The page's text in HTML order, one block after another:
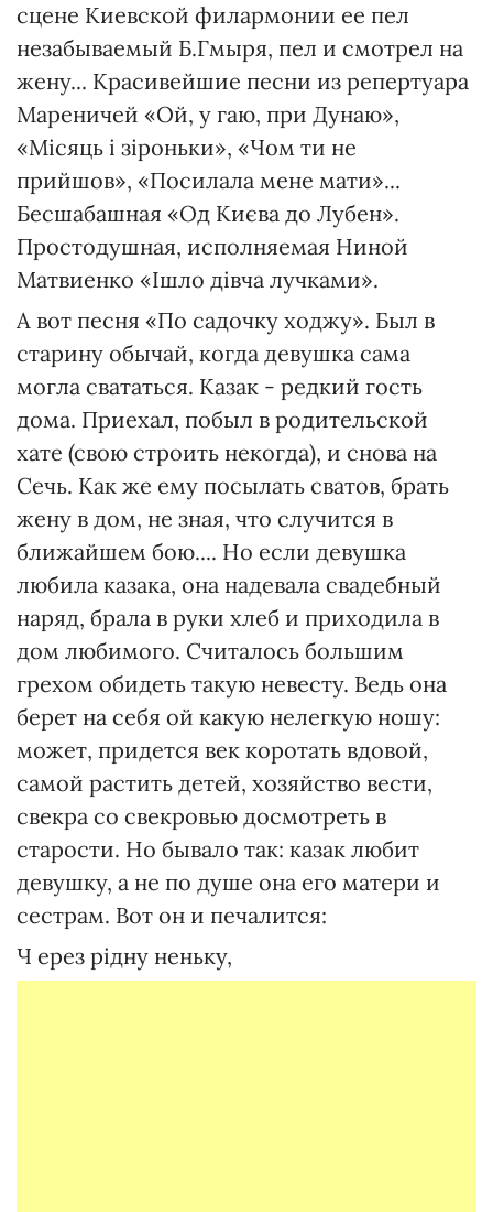
сцене Киевской филармонии ее пел
незабываемый Б.Гмыря, пел и смотрел на
жену... Красивейшие песни из репертуара
Мареничей «Ой, у гаю, при Дунаю»,
«Місяць і зіроньки», «Чом ти не
прийшов», «Посилала мене мати»...
Бесшабашная «Од Києва до Лубен».
Простодушная, исполняемая Ниной
Матвиенко «Ішло дівча лучками».
А вот песня «По садочку ходжу». Был в
старину обычай, когда девушка сама
могла свататься. Казак - редкий гость
дома. Приехал, побыл в родительской
хате (свою строить некогда), и снова на
Сечь. Как же ему посылать сватов, брать
жену в дом, не зная, что случится в
ближайшем бою.... Но если девушка
любила казака, она надевала свадебный
наряд, брала в руки хлеб и приходила в
дом любимого. Считалось большим
грехом обидеть такую невесту. Ведь она
берет на себя ой какую нелегкую ношу:
может, придется век коротать вдовой,
самой растить детей, хозяйство вести,
свекра со свекровью досмотреть в
старости. Но бывало так: казак любит
девушку, а не по душе она его матери и
сестрам. Вот он и печалится:
Ч ерез рідну неньку,